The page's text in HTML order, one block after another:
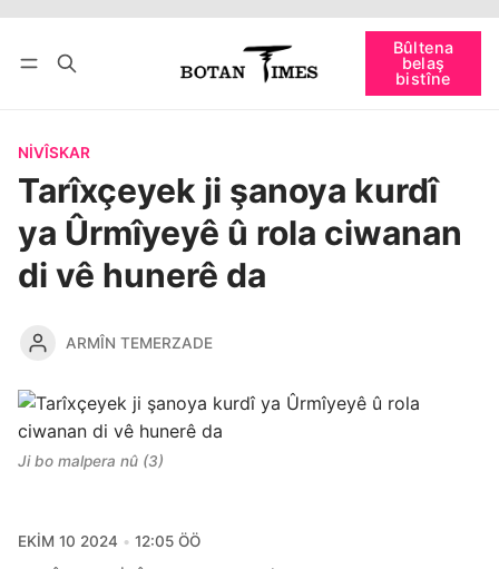
Bûltena
belaş
bistîne
Têkevê Bûltena belaş bistîne
NIVÎSKAR
Tarîxçeyek ji şanoya kurdî
ya Ûrmîyeyê û rola ciwanan
di vê hunerê da
ARMÎN TEMERZADE
Ji bo malpera nû (3)
EKIM 10 2024
12:05 ÖÖ